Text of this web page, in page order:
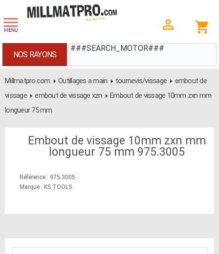
###SEARCH_MOTOR###
NOS RAYONS
Millmatpro.com Outillages a main tournevis/vissage
embout de
vissage
embout de vissage xzn
Embout de vissage 10mm zxn mm
longueur 75 mm
Embout de vissage 10mm zxn mm
longueur 75 mm 975.3005
Référence : 975.3005
Marque : KS TOOLS